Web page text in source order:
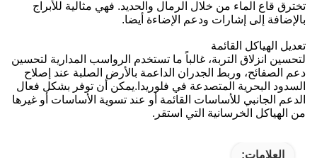
تخترق قاع الماء من خلال الرمال والحديد. فهي مثالية للأبراج
بالإضافة إلى إشارات ودعم الإضاءة أيضا.
تعديل الهياكل القائمة
لتحسين انزلاق التربة، غالباً ما تستخدم الرواسب المدارية لتحسين
دعم الصفائح، وربط الجدران الداعمة بالأرض الصلبة عند إصلاح
السدود البحرية المتصدعة في فلوريدا.يمكن أن توفر بشكل فعال
الدعم الجانبي للأساسات القائمة أو عند تسوية الأساسات أو غيرها
من الهياكل الخرسانية التي استقر.
العلامات: